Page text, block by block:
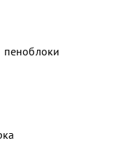
пеноблоки